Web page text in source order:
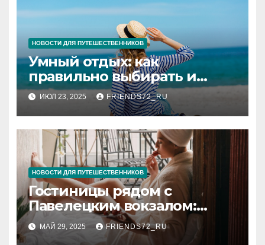
НОВОСТИ ДЛЯ ПУТЕШЕСТВЕННИКОВ
Умный отдых: как
правильно выбирать и
покупать туры
ИЮЛ 23, 2025 FRIENDS72_RU
НОВОСТИ ДЛЯ ПУТЕШЕСТВЕННИКОВ
Гостиницы рядом с
Павелецким вокзалом:
комфорт и удобство в
Москве
МАЙ 29, 2025 FRIENDS72_RU